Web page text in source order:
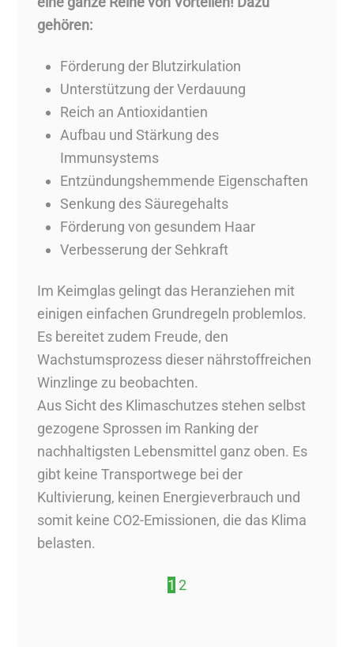
gehören:
Förderung der Blutzirkulation
Unterstützung der Verdauung
Reich an Antioxidantien
Aufbau und Stärkung des
Immunsystems
Entzündungshemmende Eigenschaften
Senkung des Säuregehalts
Förderung von gesundem Haar
Verbesserung der Sehkraft
Im Keimglas gelingt das Heranziehen mit
einigen einfachen Grundregeln problemlos.
Es bereitet zudem Freude, den
Wachstumsprozess dieser nährstoffreichen
Winzlinge zu beobachten.
Aus Sicht des Klimaschutzes stehen selbst
gezogene Sprossen im Ranking der
nachhaltigsten Lebensmittel ganz oben. Es
gibt keine Transportwege bei der
Kultivierung, keinen Energieverbrauch und
somit keine CO2-Emissionen, die das Klima
belasten.
1 2